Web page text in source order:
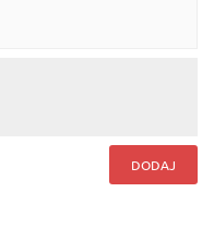
DODAJ